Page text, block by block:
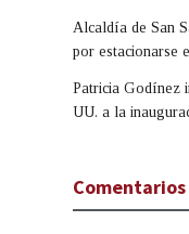
Alcaldía de San
por estacionarse
Patricia Godínez
UU. a la